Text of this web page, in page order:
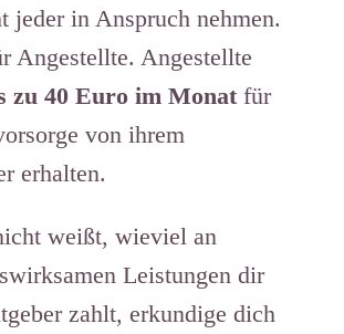
jeder in Anspruch nehmen.
Angestellte. Angestellte
zu 40 Euro im Monatfür
von ihrem
erhalten.
weißt, wieviel an
Leistungen dir
zahlt, erkundige dich